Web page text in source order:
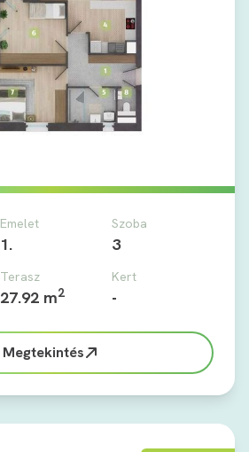
Emelet
1.
Szoba
3
Terasz
27.92 m2
Kert
-
Megtekintés